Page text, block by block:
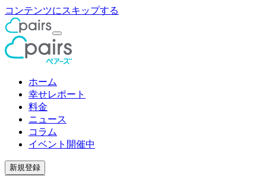
コンテンツにスキップする
ホーム
幸せレポート
料金
ニュース
コラム
イベント開催中
新規登録